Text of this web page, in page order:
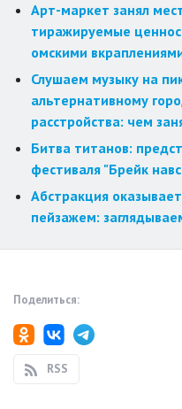
Арт-маркет занял
тиражируемые
омскими
Слушаем музыку на
альтернативному
расстройства: чем
Битва титанов:
фестиваля "Брейк
Абстракция
пейзажем:
Поделиться:
RSS